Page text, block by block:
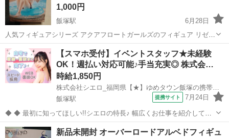
1,000円
飯塚駅
6月28日
人気フィギュアシリーズ アクアフロートガールズのフィギュア リゼロ
のレムです！ 他サイトにも出品しているため急遽削除する場合もあり
ます。
福岡 飯塚市 フィギュア リゼロ
【スマホ受付】イベントスタッフ★未経験
OK！週払い対応可能♪手当充実◎ 株式会…
時給1,850円
株式会社シエロ_福岡県【★】ゆめタウン飯塚の携帯ショップ/KB6
飯塚駅
提携サイト 7月24日
◆ ◆ 最初に知ってほしい!!シエロの特長♪ 幅広くお仕事を紹介してい
る当社！ 専任のコーディネーターがあなたの希望をしっかりお伺いし
て、お仕事探しに丁寧に向き合います！ ＼＼うれしい高収入×週払い♪
福岡 飯塚市 飯塚駅
新品未開封 オーバーロードアルベドフィギュ